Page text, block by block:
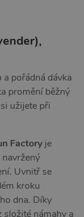
pořádná dávka
promění běžný
užijete při
Factory je
Uvnitř se
kroku
dna. Díky
námahy a